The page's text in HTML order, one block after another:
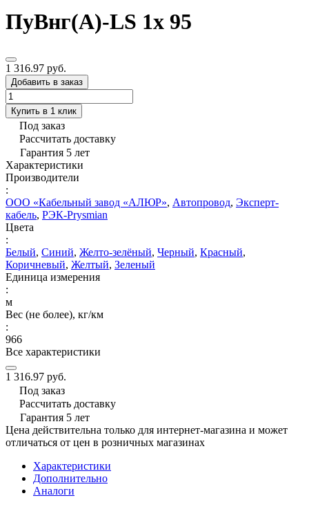
ПуВнг(А)-LS 1х 95
1 316.97 руб.
Добавить в заказ
Купить в 1 клик
Под заказ
Рассчитать доставку
Гарантия 5 лет
Характеристики
Производители
:
ООО «Кабельный завод «АЛЮР», Автопровод, Эксперт-
кабель, РЭК-Prysmian
Цвета
:
Белый, Синий, Желто-зелёный, Черный, Красный,
Коричневый, Желтый, Зеленый
Единица измерения
:
м
Вес (не более), кг/км
:
966
Все характеристики
1 316.97 руб.
Под заказ
Рассчитать доставку
Гарантия 5 лет
Цена действительна только для интернет-магазина и может
отличаться от цен в розничных магазинах
Характеристики
Дополнительно
Аналоги